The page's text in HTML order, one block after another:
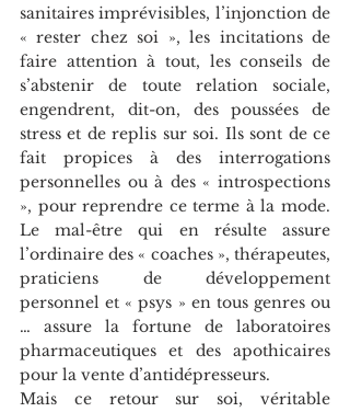
sanitaires imprévisibles, l’injonction de
« rester chez soi », les incitations de
faire attention à tout, les conseils de
s’abstenir de toute relation sociale,
engendrent, dit-on, des poussées de
stress et de replis sur soi. Ils sont de ce
fait propices à des interrogations
personnelles ou à des « introspections
», pour reprendre ce terme à la mode.
Le mal-être qui en résulte assure
l’ordinaire des « coaches », thérapeutes,
praticiens de développement
personnel et « psys » en tous genres ou
… assure la fortune de laboratoires
pharmaceutiques et des apothicaires
pour la vente d’antidépresseurs.
Mais ce retour sur soi, véritable